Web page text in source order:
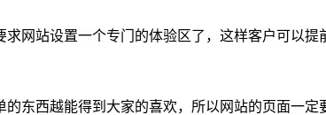
网站设置一个专门的体验区了，这样客户可以
东西越能得到大家的喜欢，所以网站的页面一